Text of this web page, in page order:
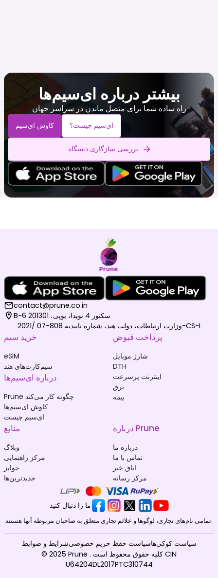
بیشتر درباره ای‌سیم‌ها
راه ساده شما برای متصل ماندن در سراسر جهان
کاوش ای‌سیم ای‌سیم چیست؟
بررسی سازگاری دستگاه
contact@prune.co.in
B-6 سکتور 4 نویدا، یوپی، 201301
وزارت ارتباطات، دولت هند، شماره تاییدیه 808-07 /2021-CS-I
خرید سیم
eSIM
سیم‌کارت‌های هند
درباره ای‌سیم‌ها
Prune چگونه کار می‌کند
کاوش ای‌سیم‌ها
ای‌سیم چیست
پرداخت قبوض
شارژ موبایل
DTH
اینترنت پرسرعت
برق
بیمه
منابع
وبلاگ
مرکز راهنمایی
جوایز
جدیدترین‌ها
درباره Prune
درباره ما
تماس با ما
اتاق خبر
مرکز رسانه
ما را دنبال کنید
تمامی نام‌های تجاری، لوگوها و علائم تجاری متعلق به صاحبان مربوطه آنها هستند.
© 2025 Prune . کلیه حقوق محفوظ است CIN
U64204DL2017PTC310744
شرایط و ضوابطسیاست حفظ حریم خصوصیسیاست کوکی‌ها